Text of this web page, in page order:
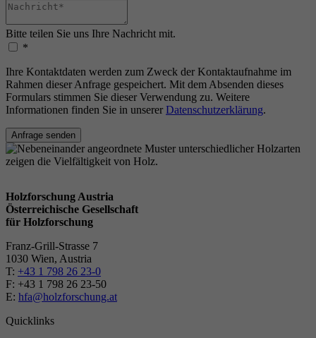
Bitte teilen Sie uns Ihre Nachricht mit.
*
Ihre Kontaktdaten werden zum Zweck der Kontaktaufnahme im
Rahmen dieser Anfrage gespeichert. Mit dem Absenden dieses
Formulars stimmen Sie dieser Verwendung zu. Weitere
Informationen finden Sie in unserer Datenschutzerklärung.
Anfrage senden
Holzforschung Austria
Österreichische Gesellschaft
für Holzforschung
Franz-Grill-Strasse 7
1030 Wien, Austria
T: +43 1 798 26 23-0
​​F: +43 1 798 26 23-50
E: hfa@holzforschung.at
Quicklinks